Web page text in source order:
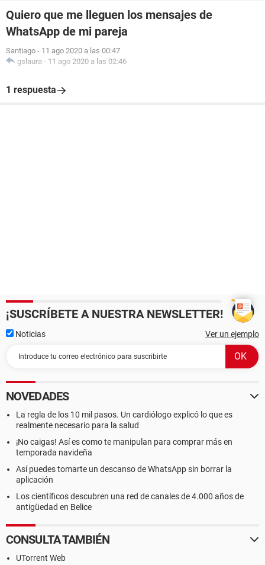
Quiero que me lleguen los mensajes de
WhatsApp de mi pareja
Santiago - 11 ago 2020 a las 00:47
gslaura - 11 ago 2020 a las 02:46
1 respuesta
¡SUSCRÍBETE A NUESTRA NEWSLETTER!
Noticias Ver un ejemplo
NOVEDADES
La regla de los 10 mil pasos. Un cardiólogo explicó lo que es
realmente necesario para la salud
¡No caigas! Así es como te manipulan para comprar más en
temporada navideña
Así puedes tomarte un descanso de WhatsApp sin borrar la
aplicación
Los científicos descubren una red de canales de 4.000 años de
antigüedad en Belice
CONSULTA TAMBIÉN
UTorrent Web